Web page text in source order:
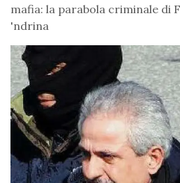
mafia: la parabola criminale di
'ndrina